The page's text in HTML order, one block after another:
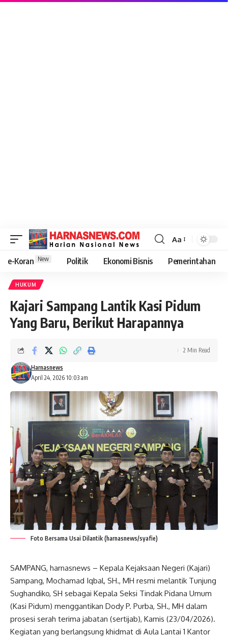
Aa
e-Koran New Politik Ekonomi Bisnis Pemerintahan
HUKUM
Kajari Sampang Lantik Kasi Pidum
Yang Baru, Berikut Harapannya
April 24, 2026 10:03 am
Harnasnews
2 Min Read
Foto Bersama Usai Dilantik (harnasnews/syafie)
SAMPANG, harnasnews – Kepala Kejaksaan Negeri (Kajari)
Sampang, Mochamad Iqbal, SH., MH resmi melantik Tunjung
Sughandiko, SH sebagai Kepala Seksi Tindak Pidana Umum
(Kasi Pidum) menggantikan Dody P. Purba, SH., MH dalam
prosesi serah terima jabatan (sertijab), Kamis (23/04/2026).
Kegiatan yang berlangsung khidmat di Aula Lantai 1 Kantor